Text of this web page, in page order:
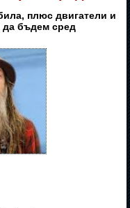
плюс двигатели и
да бъдем сред